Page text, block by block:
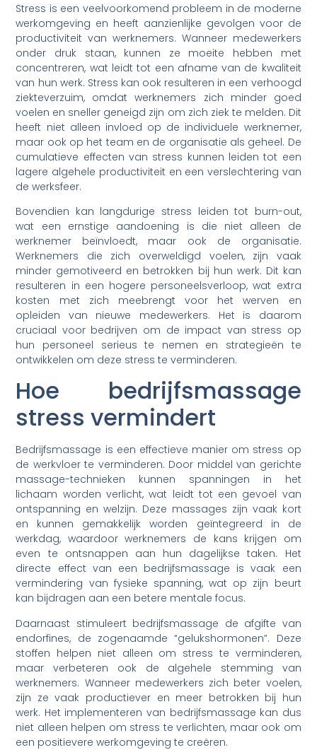
Stress is een veelvoorkomend probleem in de moderne
werkomgeving en heeft aanzienlijke gevolgen voor de
productiviteit van werknemers. Wanneer medewerkers
onder druk staan, kunnen ze moeite hebben met
concentreren, wat leidt tot een afname van de kwaliteit
van hun werk. Stress kan ook resulteren in een verhoogd
ziekteverzuim, omdat werknemers zich minder goed
voelen en sneller geneigd zijn om zich ziek te melden. Dit
heeft niet alleen invloed op de individuele werknemer,
maar ook op het team en de organisatie als geheel. De
cumulatieve effecten van stress kunnen leiden tot een
lagere algehele productiviteit en een verslechtering van
de werksfeer.
Bovendien kan langdurige stress leiden tot burn-out,
wat een ernstige aandoening is die niet alleen de
werknemer beïnvloedt, maar ook de organisatie.
Werknemers die zich overweldigd voelen, zijn vaak
minder gemotiveerd en betrokken bij hun werk. Dit kan
resulteren in een hogere personeelsverloop, wat extra
kosten met zich meebrengt voor het werven en
opleiden van nieuwe medewerkers. Het is daarom
cruciaal voor bedrijven om de impact van stress op
hun personeel serieus te nemen en strategieën te
ontwikkelen om deze stress te verminderen.
Hoe bedrijfsmassage
stress vermindert
Bedrijfsmassage is een effectieve manier om stress op
de werkvloer te verminderen. Door middel van gerichte
massage-technieken kunnen spanningen in het
lichaam worden verlicht, wat leidt tot een gevoel van
ontspanning en welzijn. Deze massages zijn vaak kort
en kunnen gemakkelijk worden geïntegreerd in de
werkdag, waardoor werknemers de kans krijgen om
even te ontsnappen aan hun dagelijkse taken. Het
directe effect van een bedrijfsmassage is vaak een
vermindering van fysieke spanning, wat op zijn beurt
kan bijdragen aan een betere mentale focus.
Daarnaast stimuleert bedrijfsmassage de afgifte van
endorfines, de zogenaamde “gelukshormonen”. Deze
stoffen helpen niet alleen om stress te verminderen,
maar verbeteren ook de algehele stemming van
werknemers. Wanneer medewerkers zich beter voelen,
zijn ze vaak productiever en meer betrokken bij hun
werk. Het implementeren van bedrijfsmassage kan dus
niet alleen helpen om stress te verlichten, maar ook om
een positievere werkomgeving te creëren.